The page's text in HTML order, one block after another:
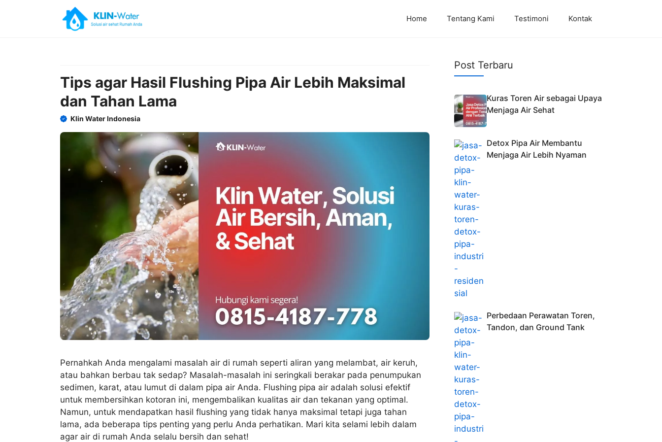
Home Tentang Kami Testimoni Kontak
Tips agar Hasil Flushing Pipa Air Lebih Maksimal
dan Tahan Lama
Klin Water Indonesia
Pernahkah Anda mengalami masalah air di rumah seperti aliran yang melambat, air keruh,
atau bahkan berbau tak sedap? Masalah-masalah ini seringkali berakar pada penumpukan
sedimen, karat, atau lumut di dalam pipa air Anda. Flushing pipa air adalah solusi efektif
untuk membersihkan kotoran ini, mengembalikan kualitas air dan tekanan yang optimal.
Namun, untuk mendapatkan hasil flushing yang tidak hanya maksimal tetapi juga tahan
lama, ada beberapa tips penting yang perlu Anda perhatikan. Mari kita selami lebih dalam
agar air di rumah Anda selalu bersih dan sehat!
Post Terbaru
Kuras Toren Air sebagai Upaya
Menjaga Air Sehat
Detox Pipa Air Membantu
Menjaga Air Lebih Nyaman
Perbedaan Perawatan Toren,
Tandon, dan Ground Tank